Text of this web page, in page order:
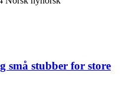
små stubber for store